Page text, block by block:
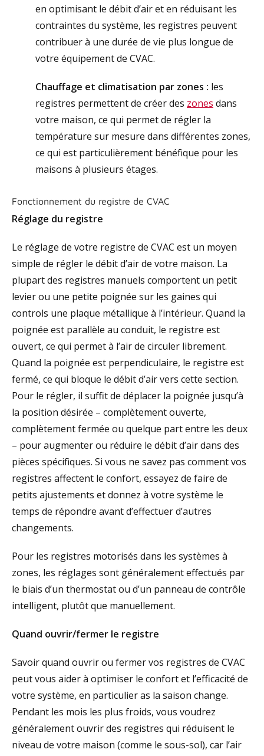
en optimisant le débit d’air et en réduisant les
contraintes du système, les registres peuvent
contribuer à une durée de vie plus longue de
votre équipement de CVAC.
Chauffage et climatisation par zones : les
registres permettent de créer des zones dans
votre maison, ce qui permet de régler la
température sur mesure dans différentes zones,
ce qui est particulièrement bénéfique pour les
maisons à plusieurs étages.
Fonctionnement du registre de CVAC
Réglage du registre
Le réglage de votre registre de CVAC est un moyen
simple de régler le débit d’air de votre maison. La
plupart des registres manuels comportent un petit
levier ou une petite poignée sur les gaines qui
controls une plaque métallique à l’intérieur. Quand la
poignée est parallèle au conduit, le registre est
ouvert, ce qui permet à l’air de circuler librement.
Quand la poignée est perpendiculaire, le registre est
fermé, ce qui bloque le débit d’air vers cette section.
Pour le régler, il suffit de déplacer la poignée jusqu’à
la position désirée – complètement ouverte,
complètement fermée ou quelque part entre les deux
– pour augmenter ou réduire le débit d’air dans des
pièces spécifiques. Si vous ne savez pas comment vos
registres affectent le confort, essayez de faire de
petits ajustements et donnez à votre système le
temps de répondre avant d’effectuer d’autres
changements.
Pour les registres motorisés dans les systèmes à
zones, les réglages sont généralement effectués par
le biais d’un thermostat ou d’un panneau de contrôle
intelligent, plutôt que manuellement.
Quand ouvrir/fermer le registre
Savoir quand ouvrir ou fermer vos registres de CVAC
peut vous aider à optimiser le confort et l’efficacité de
votre système, en particulier as la saison change.
Pendant les mois les plus froids, vous voudrez
généralement ouvrir des registres qui réduisent le
niveau de votre maison (comme le sous-sol), car l’air